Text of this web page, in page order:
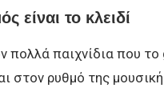
είναι το κλειδί
πολλά παιχνίδια που το
στον ρυθμό της